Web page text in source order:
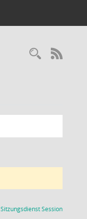
SitzungsdienstSession(Wird in